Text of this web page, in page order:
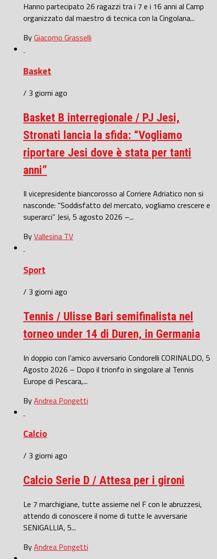
Hanno partecipato 26 ragazzi tra i 7 e i 16 anni al Camp
organizzato dal maestro di tecnica con la Cingolana...
ByGiacomo Grasselli
Basket
/ 3 giorni ago
Basket B interregionale / PJ Jesi,
Stronati lancia la sfida: “Vogliamo
riportare Jesi dove è stata per tanti
anni”
Il vicepresidente biancorosso al Corriere Adriatico non si
nasconde: “Soddisfatto del mercato, vogliamo crescere e
superarci” Jesi, 5 agosto 2026 –...
ByVallesina TV
Sport
/ 3 giorni ago
Tennis / Ulisse Bari semifinalista nel
torneo under 14 di Duren, in Germania
In doppio con l’amico avversario Condorelli CORINALDO, 5
Agosto 2026 – Dopo il trionfo in singolare al Tennis
Europe di Pescara,...
ByAndrea Pongetti
Calcio
/ 3 giorni ago
Calcio Serie D / Attesa per i gironi
Le 7 marchigiane, tutte assieme nel F con le abruzzesi,
attendo di conoscere il nome di tutte le avversarie
SENIGALLIA, 5...
ByAndrea Pongetti